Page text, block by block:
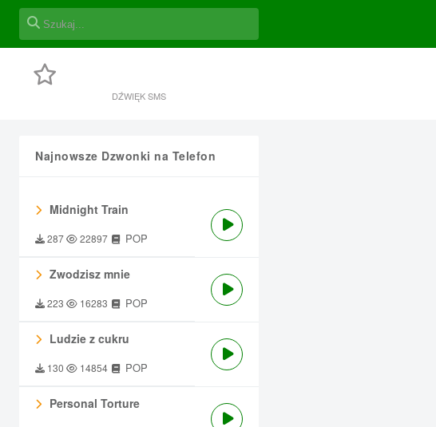
DŹWIĘK SMS
Najnowsze Dzwonki na Telefon
Midnight Train
287 22897 POP
Zwodzisz mnie
223 16283 POP
Ludzie z cukru
130 14854 POP
Personal Torture